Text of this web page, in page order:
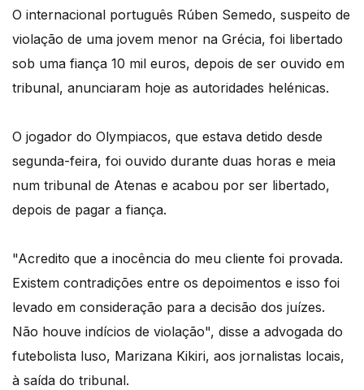
O internacional português Rúben Semedo, suspeito de
violação de uma jovem menor na Grécia, foi libertado
sob uma fiança 10 mil euros, depois de ser ouvido em
tribunal, anunciaram hoje as autoridades helénicas.
O jogador do Olympiacos, que estava detido desde
segunda-feira, foi ouvido durante duas horas e meia
num tribunal de Atenas e acabou por ser libertado,
depois de pagar a fiança.
"Acredito que a inocência do meu cliente foi provada.
Existem contradições entre os depoimentos e isso foi
levado em consideração para a decisão dos juízes.
Não houve indícios de violação", disse a advogada do
futebolista luso, Marizana Kikiri, aos jornalistas locais,
à saída do tribunal.